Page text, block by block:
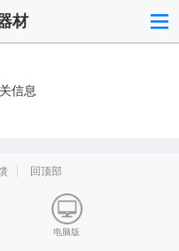
材
信息
回顶部
电脑版